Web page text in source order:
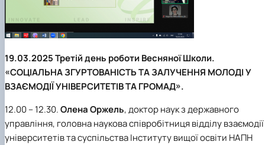
19.03.2025 Третій день роботи Весняної Школи.
«СОЦІАЛЬНА ЗГУРТОВАНІСТЬ ТА ЗАЛУЧЕННЯ МОЛОДІ У
ВЗАЄМОДІЇ УНІВЕРСИТЕТІВ ТА ГРОМАД».
12.00 – 12.30.Олена Оржель, доктор наук з державного
управління, головна наукова співробітниця відділу взаємодії
університетів та суспільства Інституту вищої освіти НАПН